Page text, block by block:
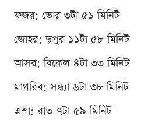
ফজর: ভোর ৩টা ৫১ মিনিট
জোহর: দুপুর ১১টা ৫৮ মিনিট
আসর: বিকেল ৪টা ৩৩ মিনিট
মাগরিব: সন্ধ্যা ৬টা ৩৮ মিনিট
এশা: রাত ৭টা ৫৯ মিনিট